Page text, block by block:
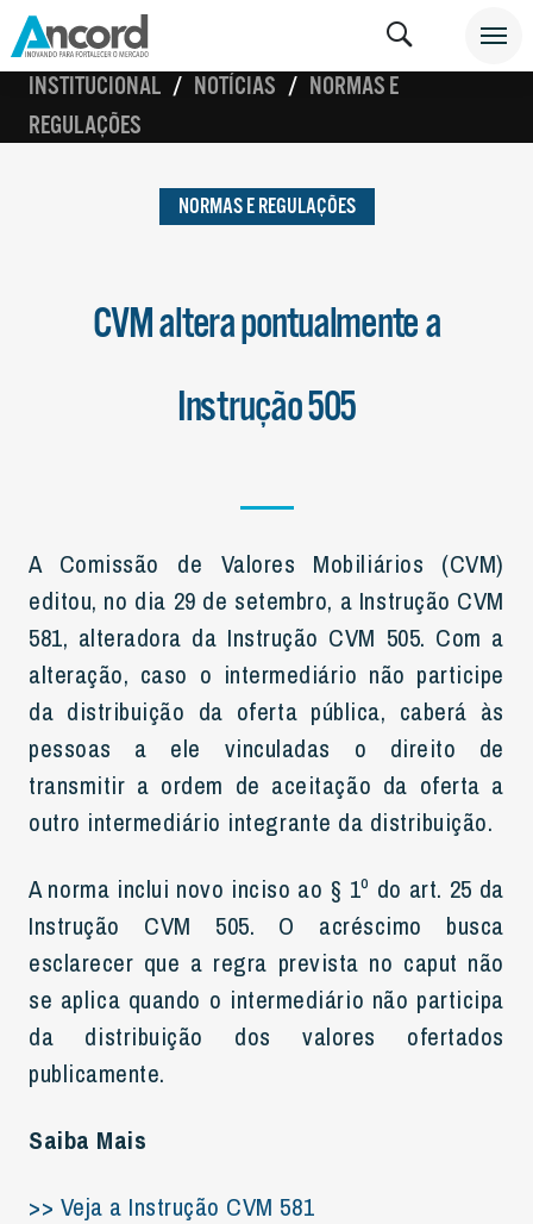
INSTITUCIONAL NOTÍCIAS
NORMAS E
REGULAÇÕES
NORMAS E REGULAÇÕES
CVM altera pontualmente a
Instrução 505
A Comissão de Valores Mobiliários (CVM)
editou, no dia 29 de setembro, a Instrução CVM
581, alteradora da Instrução CVM 505. Com a
alteração, caso o intermediário não participe
da distribuição da oferta pública, caberá às
pessoas a ele vinculadas o direito de
transmitir a ordem de aceitação da oferta a
outro intermediário integrante da distribuição.
A norma inclui novo inciso ao § 1º do art. 25 da
Instrução CVM 505. O acréscimo busca
esclarecer que a regra prevista no caput não
se aplica quando o intermediário não participa
da distribuição dos valores ofertados
publicamente.
Saiba Mais
>> Veja a Instrução CVM 581